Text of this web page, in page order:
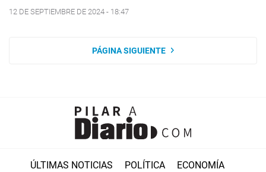
12 DE SEPTIEMBRE DE 2024 - 18:47
PÁGINA SIGUIENTE
ÚLTIMAS NOTICIAS POLÍTICA ECONOMÍA